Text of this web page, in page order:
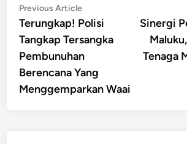
Post
navigation
Previous ArticlePrevious
article:
Terungkap! Polisi
Tangkap Tersangka
Pembunuhan
Berencana Yang
Menggemparkan Waai
Sinergi
Tenaga